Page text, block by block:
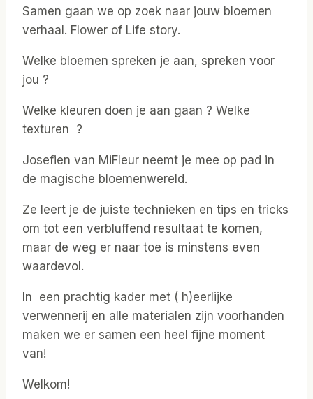
Samen gaan we op zoek naar jouw bloemen
verhaal. Flower of Life story.
Welke bloemen spreken je aan, spreken voor
jou ?
Welke kleuren doen je aan gaan ? Welke
texturen ?
Josefien van MiFleur neemt je mee op pad in
de magische bloemenwereld.
Ze leert je de juiste technieken en tips en tricks
om tot een verbluffend resultaat te komen,
maar de weg er naar toe is minstens even
waardevol.
In een prachtig kader met ( h)eerlijke
verwennerij en alle materialen zijn voorhanden
maken we er samen een heel fijne moment
van!
Welkom!